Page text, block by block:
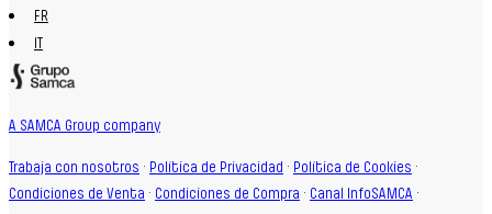
FR
A SAMCA Group company
Trabaja con nosotros · Política de Privacidad · Política de Cookies ·
Condiciones de Venta · Condiciones de Compra · Canal InfoSAMCA ·